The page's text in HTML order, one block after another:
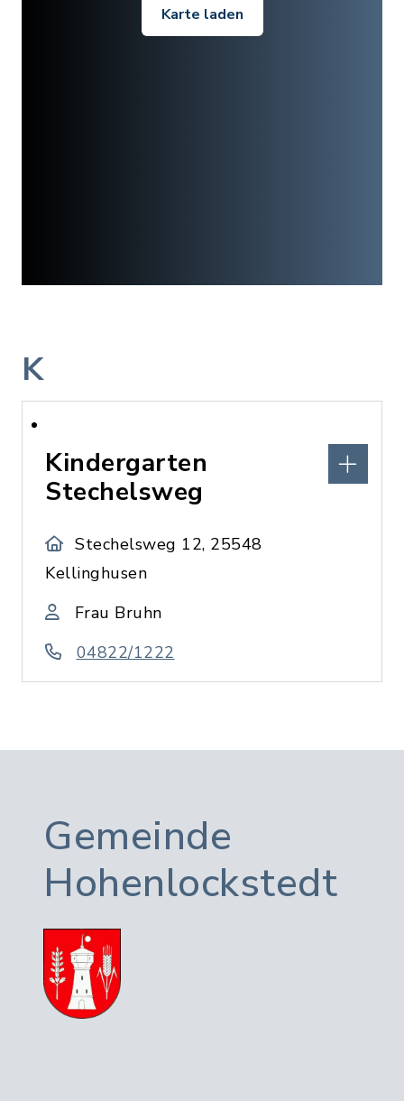
Karte laden
K
Kindergarten
Stechelsweg
Stechelsweg 12, 25548
Kellinghusen
Frau Bruhn
04822/1222
Gemeinde
Hohenlockstedt